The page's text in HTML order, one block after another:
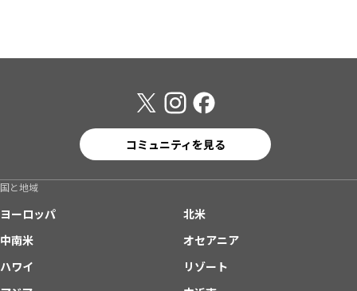
コミュニティを見る
国と地域
ヨーロッパ
北米
中南米
オセアニア
ハワイ
リゾート